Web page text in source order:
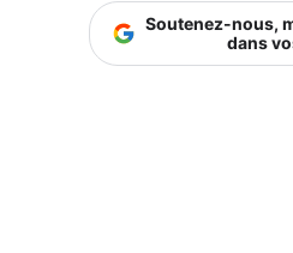
Soutenez-nous,
dans